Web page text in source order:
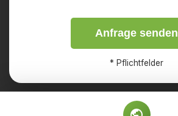
Anfrage senden
* Pflichtfelder